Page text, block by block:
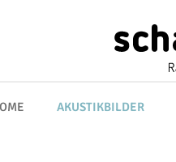
AKUSTIKBILDER